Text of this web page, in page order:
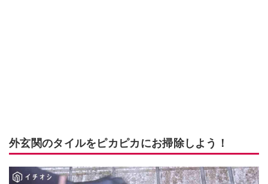
外玄関のタイルをピカピカにお掃除しよう！